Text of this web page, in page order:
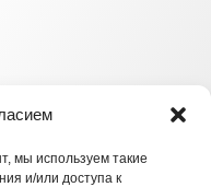
мы используем такие
и/или доступа к